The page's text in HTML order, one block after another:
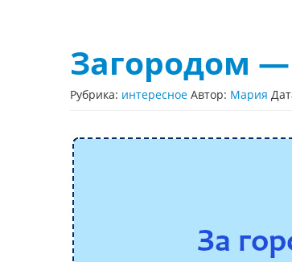
Загородом
Рубрика: интересное Автор: Мария